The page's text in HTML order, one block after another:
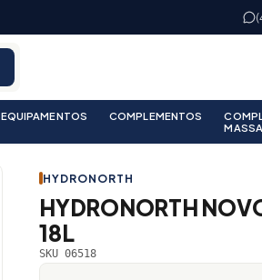
EQUIPAMENTOS COMPLEMENTOS
HYDRONORTH
HYDRONORTH
18L
SKU 06518